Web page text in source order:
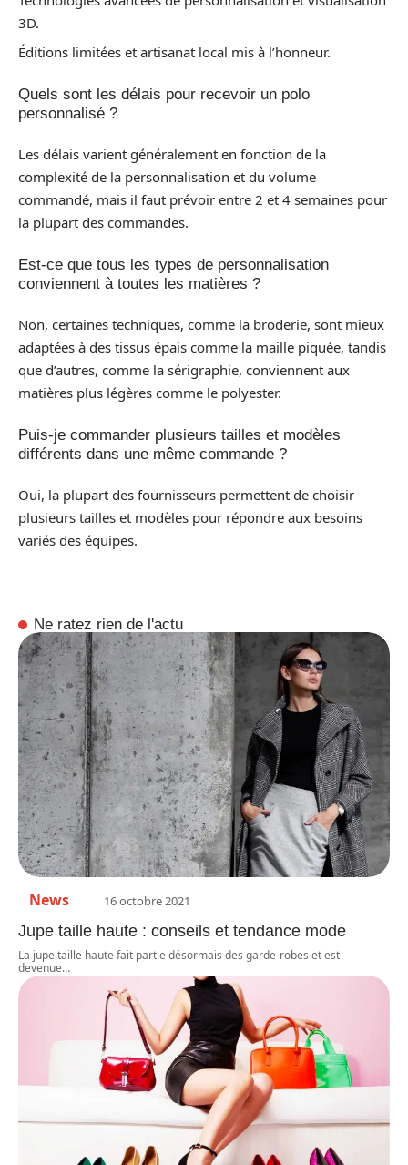
3D.
Éditions limitées et artisanat local mis à l’honneur.
Quels sont les délais pour recevoir un polo
personnalisé ?
Les délais varient généralement en fonction de la
complexité de la personnalisation et du volume
commandé, mais il faut prévoir entre 2 et 4 semaines pour
la plupart des commandes.
Est-ce que tous les types de personnalisation
conviennent à toutes les matières ?
Non, certaines techniques, comme la broderie, sont mieux
adaptées à des tissus épais comme la maille piquée, tandis
que d’autres, comme la sérigraphie, conviennent aux
matières plus légères comme le polyester.
Puis-je commander plusieurs tailles et modèles
différents dans une même commande ?
Oui, la plupart des fournisseurs permettent de choisir
plusieurs tailles et modèles pour répondre aux besoins
variés des équipes.
Ne ratez rien de l'actu
News 16 octobre 2021
Jupe taille haute : conseils et tendance mode
La jupe taille haute fait partie désormais des garde-robes et est
devenue…